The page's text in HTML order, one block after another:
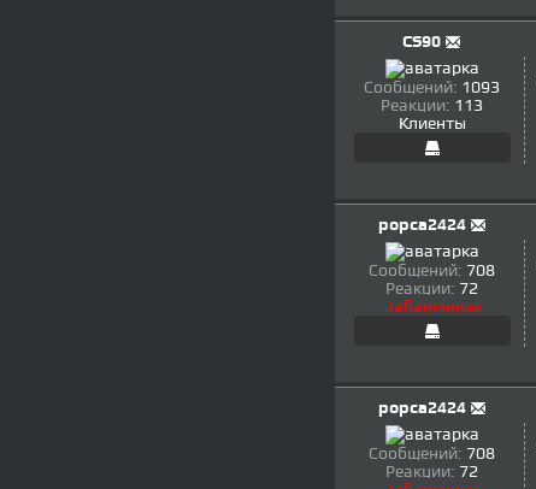
CS90
Сообщений: 1093
Реакции: 113
Клиенты
popca2424
Сообщений: 708
Реакции: 72
Забаненные
popca2424
Сообщений: 708
Реакции: 72